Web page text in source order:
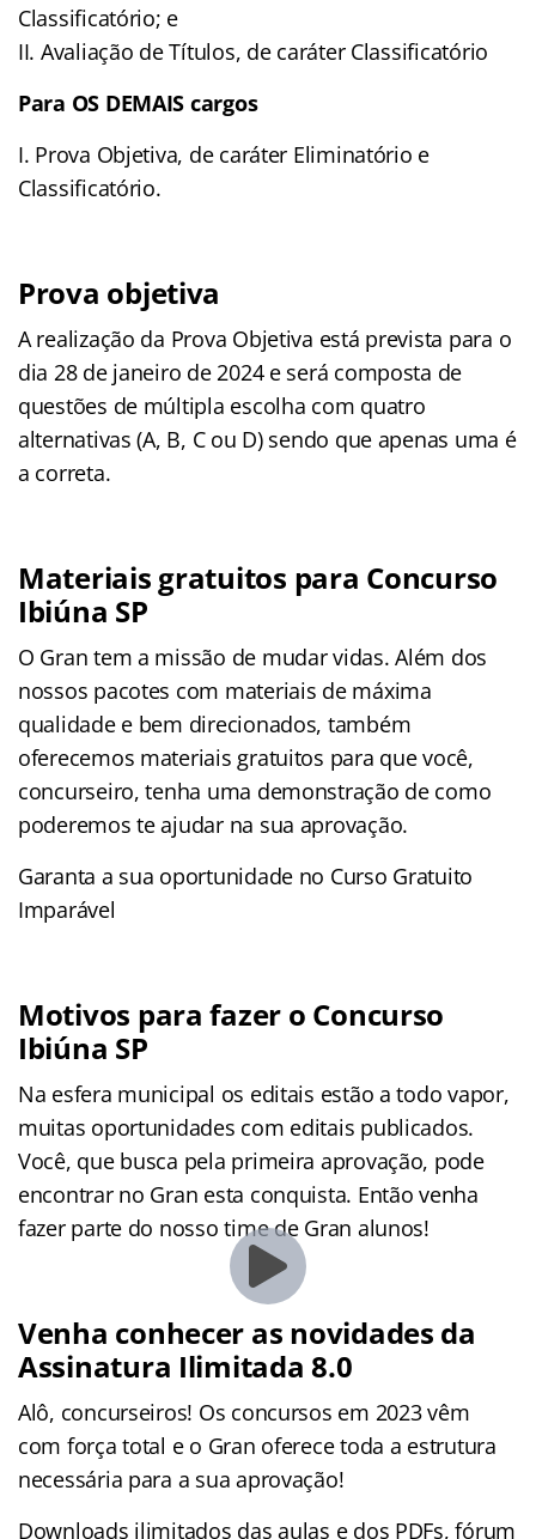
Classificatório; e
II. Avaliação de Títulos, de caráter Classificatório
Para OS DEMAIS cargos
I. Prova Objetiva, de caráter Eliminatório e
Classificatório.
Prova objetiva
A realização da Prova Objetiva está prevista para o
dia 28 de janeiro de 2024 e será composta de
questões de múltipla escolha com quatro
alternativas (A, B, C ou D) sendo que apenas uma é
a correta.
Materiais gratuitos para Concurso
Ibiúna SP
O Gran tem a missão de mudar vidas. Além dos
nossos pacotes com materiais de máxima
qualidade e bem direcionados, também
oferecemos materiais gratuitos para que você,
concurseiro, tenha uma demonstração de como
poderemos te ajudar na sua aprovação.
Garanta a sua oportunidade no Curso Gratuito
Imparável
Motivos para fazer o Concurso
Ibiúna SP
Na esfera municipal os editais estão a todo vapor,
muitas oportunidades com editais publicados.
Você, que busca pela primeira aprovação, pode
encontrar no Gran esta conquista. Então venha
fazer parte do nosso time de Gran alunos!
Venha conhecer as novidades da
Assinatura Ilimitada 8.0
Alô, concurseiros! Os concursos em 2023 vêm
com força total e o Gran oferece toda a estrutura
necessária para a sua aprovação!
Downloads ilimitados das aulas e dos PDFs, fórum